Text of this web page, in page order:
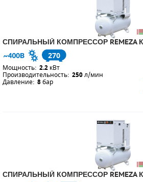
СПИРАЛЬНЫЙ КОМПРЕССОР REMEZA
270
Мощность: 2.2 кВт
Производительность: 250л/мин
Давление: 8бар
СПИРАЛЬНЫЙ КОМПРЕССОР REMEZA